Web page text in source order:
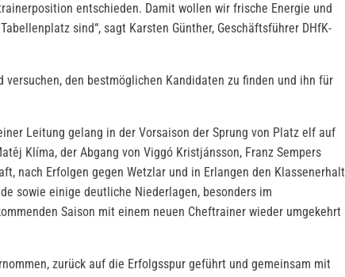
entschieden. Damit wollen wir frische Energie und
sind“, sagt Karsten Günther, Geschäftsführer DHfK-
den bestmöglichen Kandidaten zu finden und ihn für
Leitung gelang in der Vorsaison der Sprung von Platz elf auf
Klíma, der Abgang von Viggó Kristjánsson, Franz Sempers
nach Erfolgen gegen Wetzlar und in Erlangen den Klassenerhalt
sowie einige deutliche Niederlagen, besonders im
Saison mit einem neuen Cheftrainer wieder umgekehrt
zurück auf die Erfolgsspur geführt und gemeinsam mit